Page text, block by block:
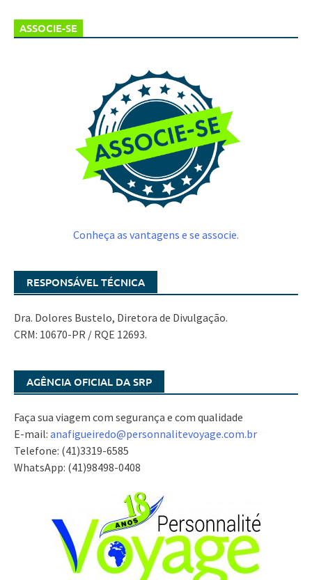
ASSOCIE-SE
Conheça as vantagens e se associe.
RESPONSÁVEL TÉCNICA
Dra. Dolores Bustelo, Diretora de Divulgação.
CRM: 10670-PR / RQE 12693.
AGÊNCIA OFICIAL DA SRP
Faça sua viagem com segurança e com qualidade
E-mail: anafigueiredo@personnalitevoyage.com.br
Telefone: (41)3319-6585
WhatsApp: (41)98498-0408